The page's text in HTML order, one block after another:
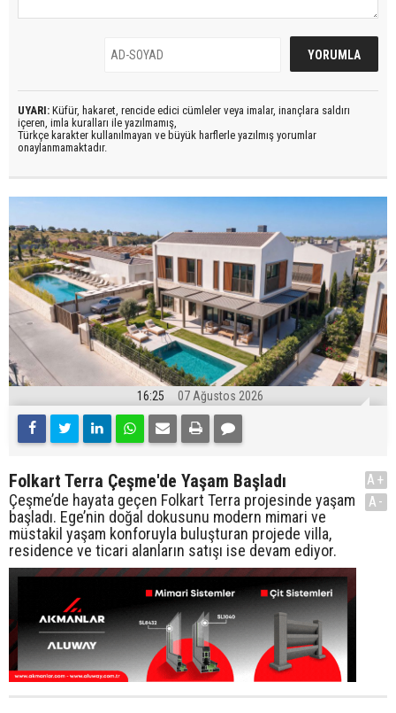
UYARI: Küfür, hakaret, rencide edici cümleler veya imalar, inançlara saldırı
içeren, imla kuralları ile yazılmamış,
Türkçe karakter kullanılmayan ve büyük harflerle yazılmış yorumlar
onaylanmamaktadır.
16:25 07 Ağustos 2026
Folkart Terra Çeşme'de Yaşam Başladı
Çeşme’de hayata geçen Folkart Terra projesinde yaşam
başladı. Ege’nin doğal dokusunu modern mimari ve
müstakil yaşam konforuyla buluşturan projede villa,
residence ve ticari alanların satışı ise devam ediyor.
A+
A-